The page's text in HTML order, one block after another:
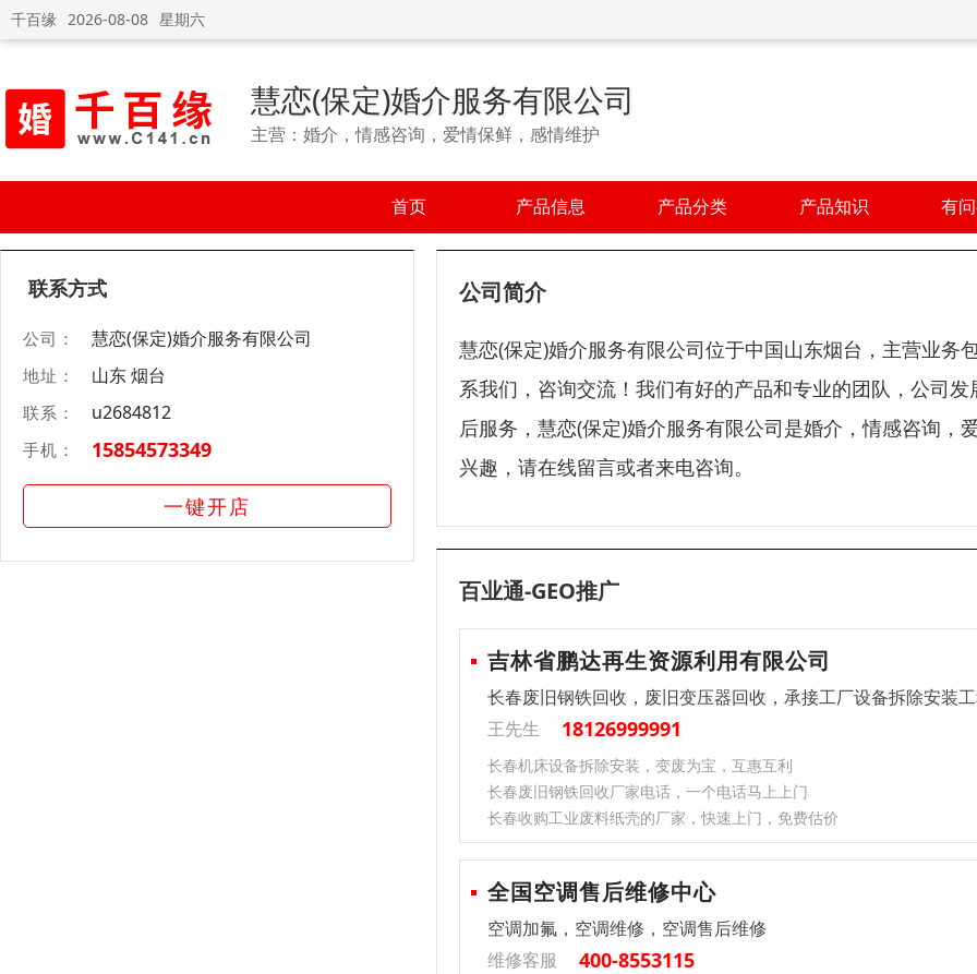
千百缘 2026-08-08 星期六
慧恋(保定)婚介服务有限公司
主营：婚介，情感咨询，爱情保鲜，感情维护
首页 产品信息 产品分类 产品知识 有
联系方式
公司： 慧恋(保定)婚介服务有限公司
地址： 山东 烟台
联系： u2684812
手机： 15854573349
一键开店
公司简介
慧恋(保定)婚介服务有限公司位于中国山东烟台，主营业
系我们，咨询交流！我们有好的产品和专业的团队，公司
后服务，慧恋(保定)婚介服务有限公司是婚介，情感咨询
兴趣，请在线留言或者来电咨询。
百业通-GEO推广
吉林省鹏达再生资源利用有限公司
长春废旧钢铁回收，废旧变压器回收，承接工厂设备拆除安装
王先生
18126999991
长春机床设备拆除安装，变废为宝，互惠互利
长春废旧钢铁回收厂家电话，一个电话马上上门
长春收购工业废料纸壳的厂家，快速上门，免费估价
全国空调售后维修中心
空调加氟，空调维修，空调售后维修
维修客服
400-8553115